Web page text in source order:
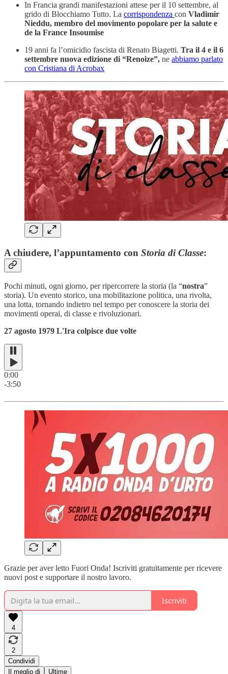
In Francia grandi manifestazioni attese per il 10 settembre, al
grido di Blocchiamo Tutto. La corrispondenza con Vladimir
Nieddu, membro del movimento popolare per la salute e
de la France Insoumise
19 anni fa l’omicidio fascista di Renato Biagetti. Tra il 4 e il 6
settembre nuova edizione di “Renoize”, ne abbiamo parlato
con Cristiana di Acrobax
A chiudere, l’appuntamento con Storia di Classe:
Pochi minuti, ogni giorno, per ripercorrere la storia (la “nostra”
storia). Un evento storico, una mobilitazione politica, una rivolta,
una lotta, tornando indietro nel tempo per conoscere la storia dei
movimenti operai, di classe e rivoluzionari.
27 agosto 1979 L'Ira colpisce due volte
0:00
-3:50
Grazie per aver letto Fuori Onda! Iscriviti gratuitamente per ricevere
nuovi post e supportare il nostro lavoro.
Iscriviti
4
2
Condividi
Il meglio di
Ultime